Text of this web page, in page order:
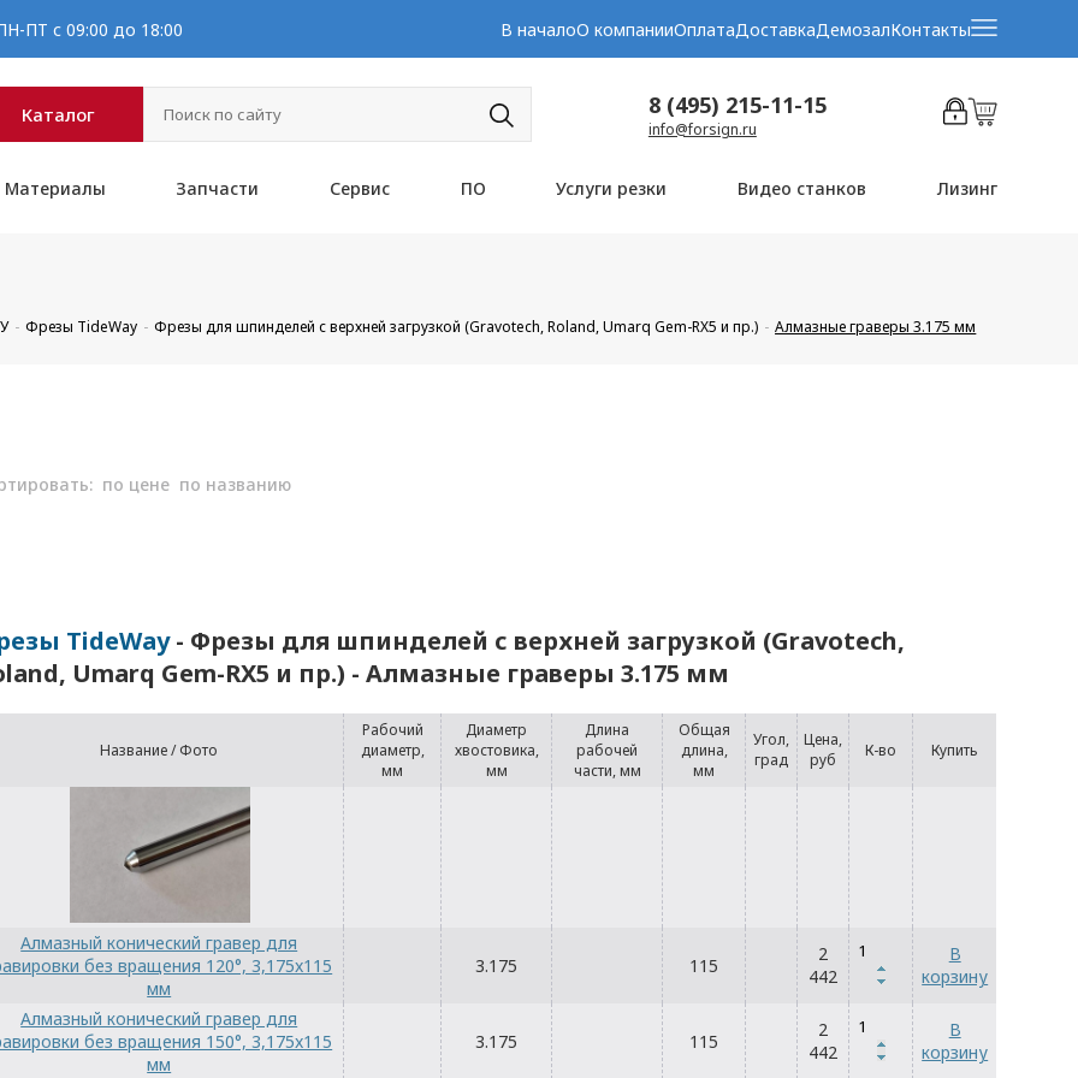
ПТ с 09:00 до 18:00 В началоО компанииОплатаДоставкаДемозалКонтакты
Каталог 8 (495) 215-11-15
info@forsign.ru
Материалы Запчасти Сервис ПО Услуги резки Видео станков Лизинг
Фрезы TideWay Фрезы для шпинделей с верхней загрузкой (Gravotech, Roland, Umarq Gem-RX5 и пр.) Алмазные граверы 3.175 мм
по цене по названию
TideWay- Фрезы для шпинделей с верхней загрузкой (Gravotech,
Umarq Gem-RX5 и пр.) - Алмазные граверы 3.175 мм
Название / Фото
Рабочий
диаметр,
мм
Диаметр
хвостовика,
мм
Длина
рабочей
части, мм
Общая
длина,
мм
Угол,
град
Цена,
руб
К-во Купить
Алмазный конический гравер для
без вращения 120°, 3,175x115
мм
3.175 115
2
442
В
корзину
Алмазный конический гравер для
без вращения 150°, 3,175x115
мм
3.175 115
2
442
В
корзину